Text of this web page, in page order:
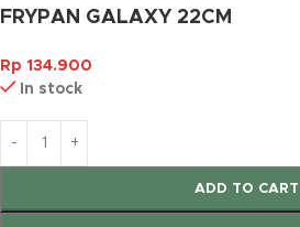
FRYPAN GALAXY 22CM
Rp 134.900
In stock
ADD TO CART